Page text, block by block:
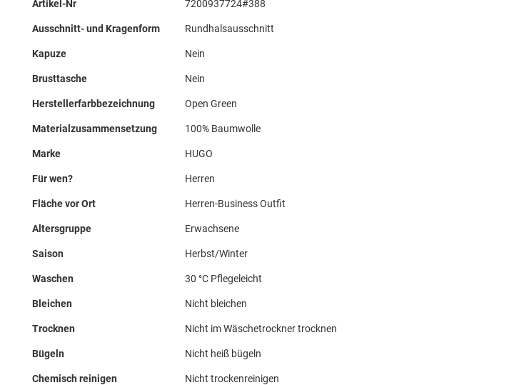
Artikel-Nr 7200937724#388
Ausschnitt- und Kragenform Rundhalsausschnitt
Kapuze Nein
Brusttasche Nein
Herstellerfarbbezeichnung Open Green
Materialzusammensetzung 100% Baumwolle
Marke HUGO
Für wen? Herren
Fläche vor Ort Herren-Business Outfit
Altersgruppe Erwachsene
Saison Herbst/Winter
Waschen 30 °C Pflegeleicht
Bleichen Nicht bleichen
Trocknen Nicht im Wäschetrockner trocknen
Bügeln Nicht heiß bügeln
Chemisch reinigen Nicht trockenreinigen